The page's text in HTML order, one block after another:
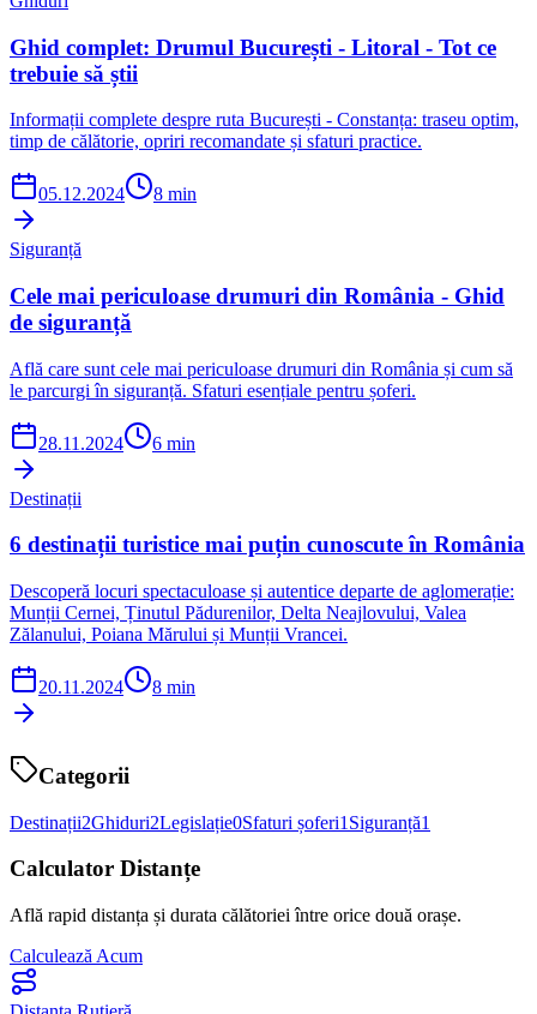
Ghid complet: Drumul București - Litoral - Tot ce
trebuie să știi
Informații complete despre ruta București - Constanța: traseu optim,
timp de călătorie, opriri recomandate și sfaturi practice.
05.12.2024 8 min
Siguranță
Cele mai periculoase drumuri din România - Ghid
de siguranță
Află care sunt cele mai periculoase drumuri din România și cum să
le parcurgi în siguranță. Sfaturi esențiale pentru șoferi.
28.11.2024 6 min
Destinații
6 destinații turistice mai puțin cunoscute în România
Descoperă locuri spectaculoase și autentice departe de aglomerație:
Munții Cernei, Ținutul Pădurenilor, Delta Neajlovului, Valea
Zălanului, Poiana Mărului și Munții Vrancei.
20.11.2024 8 min
Categorii
Destinații2Ghiduri2Legislație0Sfaturi șoferi1 Siguranță1
Calculator Distanțe
Află rapid distanța și durata călătoriei între orice două orașe.
Calculează Acum